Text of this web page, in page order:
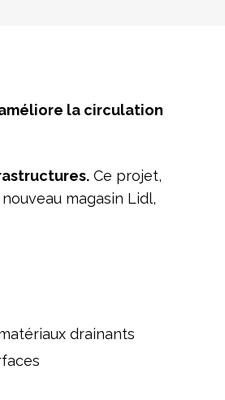
la circulation
Ce projet,
magasin Lidl,
drainants